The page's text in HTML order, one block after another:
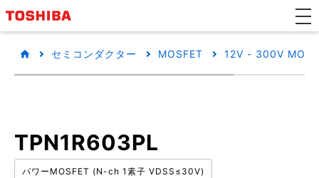
セミコンダクター MOSFET 12V - 300V
TPN1R603PL
パワーMOSFET (N-ch 1素子 VDSS≤30V)